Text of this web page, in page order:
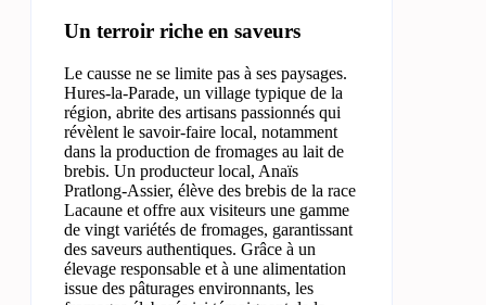
Un terroir riche en saveurs
Le causse ne se limite pas à ses paysages.
Hures-la-Parade, un village typique de la
région, abrite des artisans passionnés qui
révèlent le savoir-faire local, notamment
dans la production de fromages au lait de
brebis. Un producteur local, Anaïs
Pratlong-Assier, élève des brebis de la race
Lacaune et offre aux visiteurs une gamme
de vingt variétés de fromages, garantissant
des saveurs authentiques. Grâce à un
élevage responsable et à une alimentation
issue des pâturages environnants, les